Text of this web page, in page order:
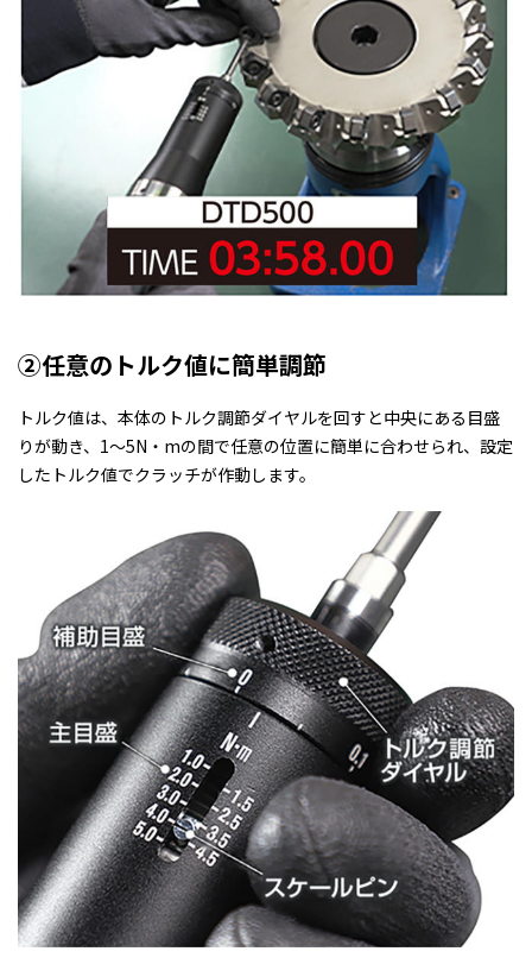
②任意のトルク値に簡単調節
トルク値は、本体のトルク調節ダイヤルを回すと中央にある目盛
りが動き、1～5N・mの間で任意の位置に簡単に合わせられ、設定
したトルク値でクラッチが作動します。